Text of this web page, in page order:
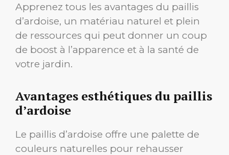
Apprenez tous les avantages du paillis
d’ardoise, un matériau naturel et plein
de ressources qui peut donner un coup
de boost à l’apparence et à la santé de
votre jardin.
Avantages esthétiques du paillis
d’ardoise
Le paillis d’ardoise offre une palette de
couleurs naturelles pour rehausser